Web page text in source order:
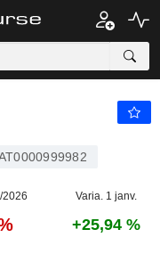
2026 Varia. 1 janv.
+25,94 %